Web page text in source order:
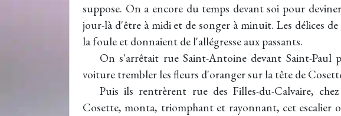
suppose. On a encore du temps devant soi pour
jour-là d'être à midi et de songer à minuit. Les délices
la foule et donnaient de l'allégresse aux passants.
On s'arrêtait rue Saint-Antoine devant Saint-
voiture trembler les fleurs d'oranger sur la tête de
Puis ils rentrèrent rue des Filles-du-Calvaire,
Cosette, monta, triomphant et rayonnant, cet escalier